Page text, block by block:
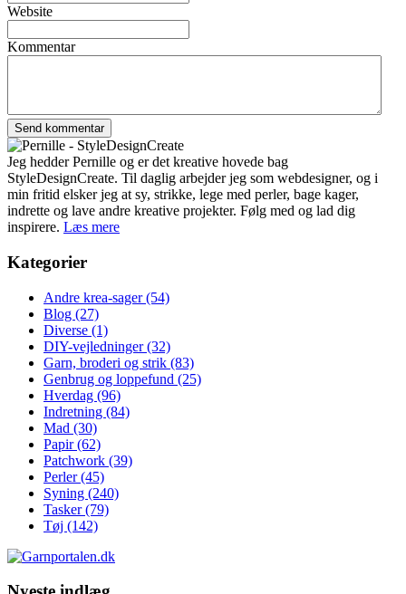
Website
Kommentar
Jeg hedder Pernille og er det kreative hovede bag
StyleDesignCreate. Til daglig arbejder jeg som webdesigner, og i
min fritid elsker jeg at sy, strikke, lege med perler, bage kager,
indrette og lave andre kreative projekter. Følg med og lad dig
inspirere. Læs mere
Kategorier
Andre krea-sager(54)
Blog (27)
Diverse (1)
DIY-vejledninger(32)
Garn, broderi og strik (83)
Genbrug og loppefund (25)
Hverdag (96)
Indretning (84)
Mad (30)
Papir(62)
Patchwork (39)
Perler(45)
Syning (240)
Tasker(79)
Tøj (142)